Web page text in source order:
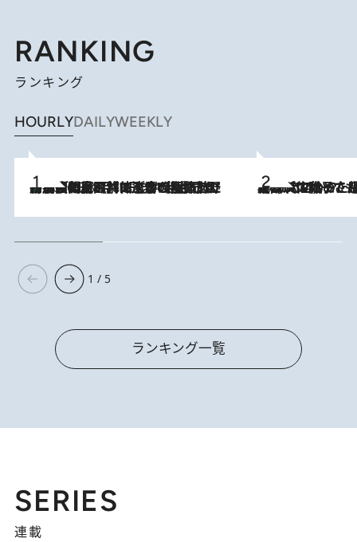
RANKING
ランキング
HOURLYDAILYWEEKLY
2026.8.8
「最後に見られてよかった」上野動物園の東園パンダ舎が解体前に特別公開。8月16日まで延長されたパネル展と共に辿る“半世紀”のパンダ飼育《解体工事の図面あり》 2026.8.5
【阿川佐和子さんの年とる力】なぜ70代で始めた趣味は“こんなに楽しい”のか？ ピアノ、俳句…スランプに陥っても続けられる“ある秘訣”とは
1 / 5
ランキング一覧
SERIES
連載